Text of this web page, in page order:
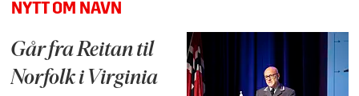
NYTT OM NAVN
Går fra Reitan til
Norfolk i Virginia